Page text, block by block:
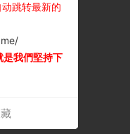
跳转最新的
是我們堅持下